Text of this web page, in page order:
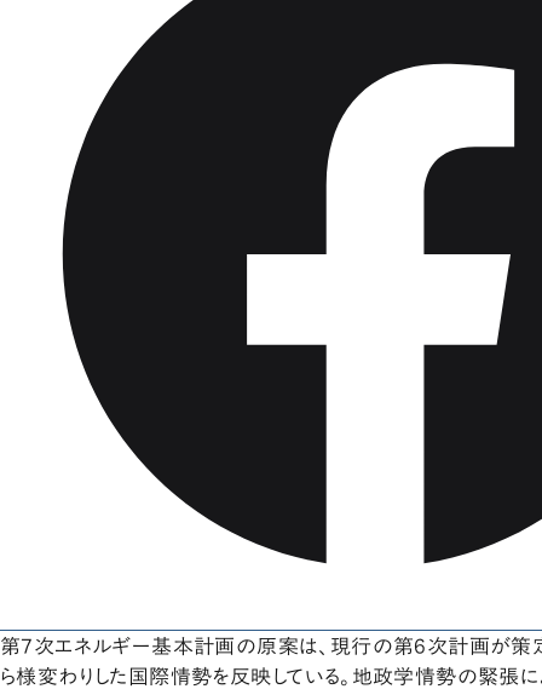
第7次エネルギー基本計画の原案は、現行の第6次計画が策
ら様変わりした国際情勢を反映している。地政学情勢の緊張